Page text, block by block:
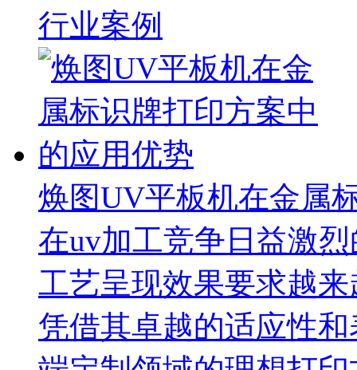
行业案例
焕图UV平板机在金属
在uv加工竞争日益激
工艺呈现效果要求越
凭借其卓越的适应性